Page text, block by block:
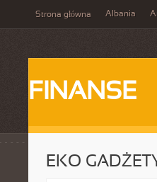
Strona główna Albania
FINANSE
EKO